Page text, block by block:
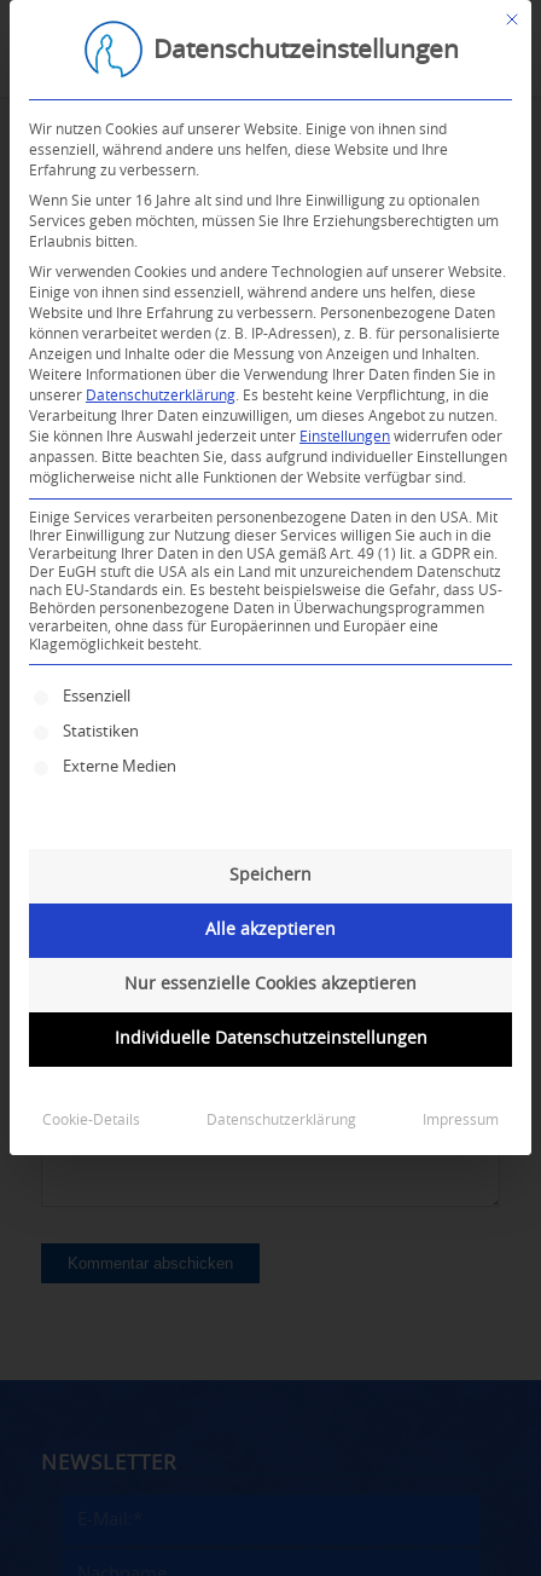
0
Dein Kommentar
An Diskussion beteiligen?
Hinterlassen Sie uns Ihren Kommentar!
NEWSLETTER
Mit
Datenschutzeinstellungen
Wir nutzen Cookies auf unserer Website. Einige von ihnen sind
essenziell, während andere uns helfen, diese Website und Ihre
Erfahrung zu verbessern.
Wenn Sie unter 16 Jahre alt sind und Ihre Einwilligung zu optionalen
Services geben möchten, müssen Sie Ihre Erziehungsberechtigten um
Erlaubnis bitten.
Wir verwenden Cookies und andere Technologien auf unserer Website.
Einige von ihnen sind essenziell, während andere uns helfen, diese
Website und Ihre Erfahrung zu verbessern.
Personenbezogene Daten
können verarbeitet werden (z. B. IP-Adressen), z. B. für personalisierte
Anzeigen und Inhalte oder die Messung von Anzeigen und Inhalten.
Weitere Informationen über die Verwendung Ihrer Daten finden Sie in
unserer Datenschutzerklärung
Es besteht keine Verpflichtung, in die
Verarbeitung Ihrer Daten einzuwilligen, um dieses Angebot zu nutzen.
Sie können Ihre Auswahl jederzeit unter Einstellungen widerrufen oder
anpassen.
Bitte beachten Sie, dass aufgrund individueller Einstellungen
möglicherweise nicht alle Funktionen der Website verfügbar sind.
Einige Services verarbeiten personenbezogene Daten in den USA. Mit
Ihrer Einwilligung zur Nutzung dieser Services willigen Sie auch in die
Verarbeitung Ihrer Daten in den USA gemäß Art. 49 (1) lit. a GDPR ein.
Der EuGH stuft die USA als ein Land mit unzureichendem Datenschutz
nach EU-Standards ein. Es besteht beispielsweise die Gefahr, dass US-
Behörden personenbezogene Daten in Überwachungsprogrammen
verarbeiten, ohne dass für Europäerinnen und Europäer eine
Klagemöglichkeit besteht.
Es folgt eine Liste der Service-Gruppen, für die
Essenziell
Statistiken
Externe Medien
Speichern
Alle akzeptieren
Nur essenzielle Cookies akzeptieren
Individuelle Datenschutzeinstellungen
Cookie-Details Datenschutzerklärung Impressum